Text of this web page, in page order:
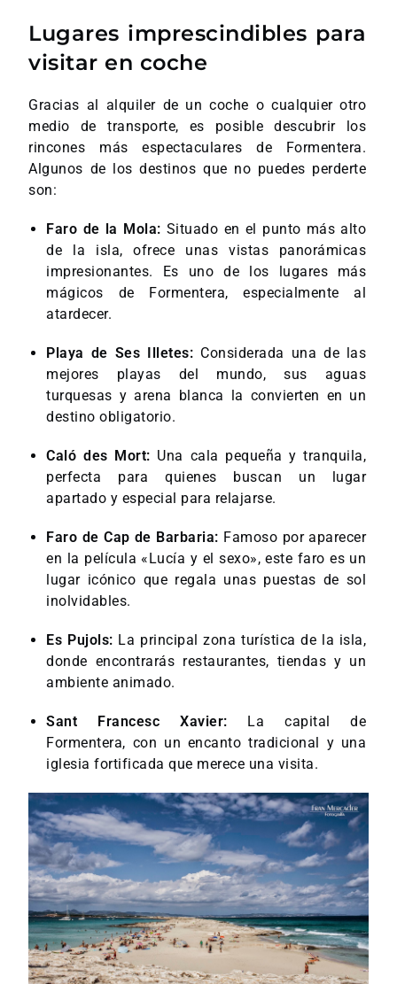
Lugares imprescindibles para
visitar en coche
Gracias al alquiler de un coche o cualquier otro
medio de transporte, es posible descubrir los
rincones más espectaculares de Formentera.
Algunos de los destinos que no puedes perderte
son:
Faro de la Mola: Situado en el punto más alto
de la isla, ofrece unas vistas panorámicas
impresionantes. Es uno de los lugares más
mágicos de Formentera, especialmente al
atardecer.
Playa de Ses Illetes: Considerada una de las
mejores playas del mundo, sus aguas
turquesas y arena blanca la convierten en un
destino obligatorio.
Caló des Mort: Una cala pequeña y tranquila,
perfecta para quienes buscan un lugar
apartado y especial para relajarse.
Faro de Cap de Barbaria: Famoso por aparecer
en la película «Lucía y el sexo», este faro es un
lugar icónico que regala unas puestas de sol
inolvidables.
Es Pujols: La principal zona turística de la isla,
donde encontrarás restaurantes, tiendas y un
ambiente animado.
Sant Francesc Xavier: La capital de
Formentera, con un encanto tradicional y una
iglesia fortificada que merece una visita.